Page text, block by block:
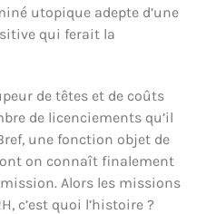
utopique adepte d’une
qui ferait la
de têtes et de coûts
de licenciements qu’il
une fonction objet de
on connaît finalement
Alors les missions
c’est quoi l’histoire ?